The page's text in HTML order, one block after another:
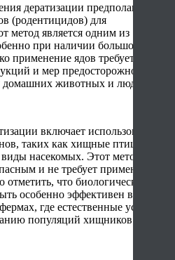
дератизации предполагает
(родентицидов) для
метод является одним из
при наличии большого
применение ядов требует
и мер предосторожности,
домашних животных и людей.
включает использование
таких как хищные птицы,
насекомых. Этот метод
и не требует применения
что биологический
особенно эффективен в
где естественные условия
популяций хищников.